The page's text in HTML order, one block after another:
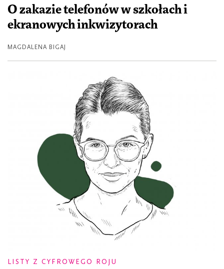
O zakazie telefonów w szkołach i
ekranowych inkwizytorach
MAGDALENA BIGAJ
LISTY Z CYFROWEGO ROJU